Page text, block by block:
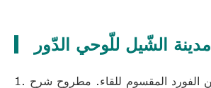
مدينة الشّيل للّوحي الدّور
1. الغاء مصنوع من الفورد المقسوم للقاء. مطروح شرح